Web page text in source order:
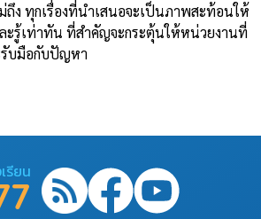
ถึง ทุกเรื่องที่นำเสนอจะเป็นภาพสะท้อนให้
รู้เท่าทัน ที่สำคัญจะกระตุ้นให้หน่วยงานที่
รับมือกับปัญหา
รียน